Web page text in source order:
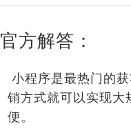
官方解答：
小程序是最热门的
销方式就可以实现
便。